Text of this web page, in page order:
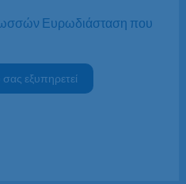
Ευρωδιάσταση που
εξυπηρετεί